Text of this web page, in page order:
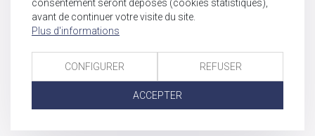
consentement seront déposés (cookies statistiques),
avant de continuer votre visite du site.
Plus d'informations
CONFIGURER REFUSER
ACCEPTER